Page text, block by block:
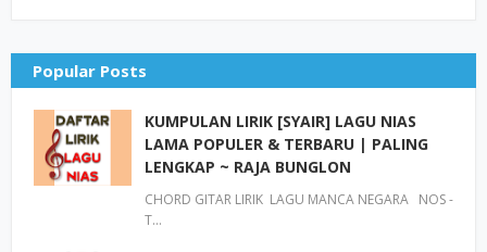
Popular Posts
KUMPULAN LIRIK [SYAIR] LAGU NIAS
LAMA POPULER & TERBARU | PALING
LENGKAP ~ RAJA BUNGLON
CHORD GITAR LIRIK LAGU MANCA NEGARA NOS -
T…